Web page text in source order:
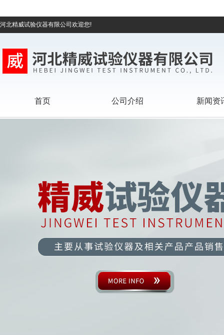
河北精威试验仪器有限公司欢迎您!
首页 公司介绍 新闻资